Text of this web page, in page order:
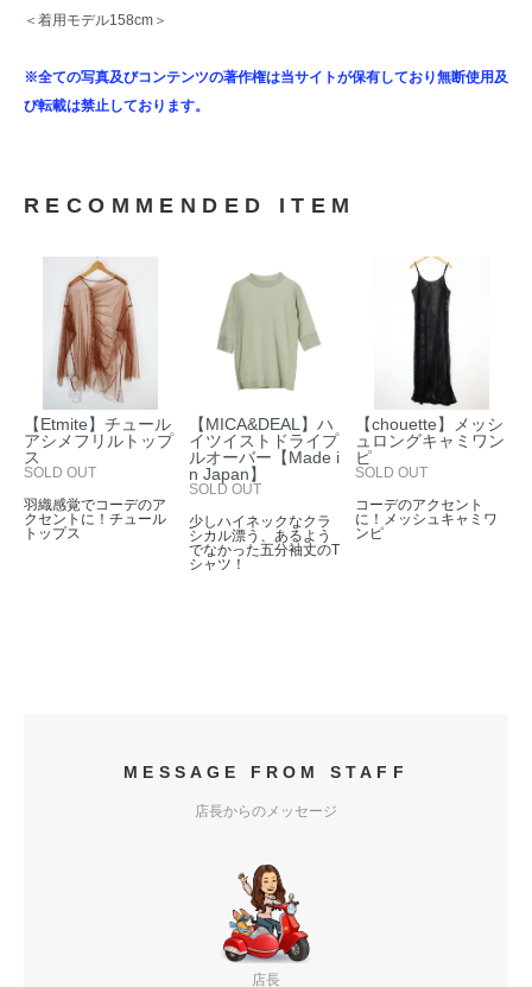
＜着用モデル158cm＞
※全ての写真及びコンテンツの著作権は当サイトが保有しており無断使用及
び転載は禁止しております。
RECOMMENDED ITEM
【Etmite】チュール
アシメフリルトップ
ス
SOLD OUT
羽織感覚でコーデのア
クセントに！チュール
トップス
【MICA&DEAL】ハ
イツイストドライプ
ルオーバー【Made i
n Japan】
SOLD OUT
少しハイネックなクラ
シカル漂う、あるよう
でなかった五分袖丈のT
シャツ！
【chouette】メッシ
ュロングキャミワン
ピ
SOLD OUT
コーデのアクセント
に！メッシュキャミワ
ンピ
MESSAGE FROM STAFF
店長からのメッセージ
店長